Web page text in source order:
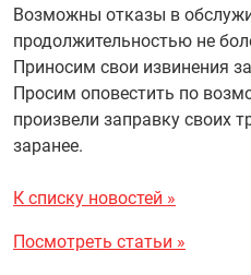
Возможны отказы в
продолжительностью не
Приносим свои извинения
Просим оповестить по
произвели заправку своих
заранее.
К списку новостей »
Посмотреть статьи »